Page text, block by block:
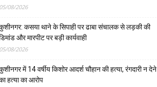
05/08/2026
कसया थाने के सिपाही पर ढाबा संचालक से लड़की की
और मारपीट पर बड़ी कार्यवाही
05/08/2026
में 14 वर्षीय किशोर आदर्श चौहान की हत्या, रंगदारी न देने
हत्या का आरोप